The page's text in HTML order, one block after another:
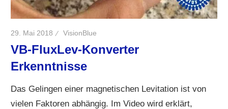
29. Mai 2018 VisionBlue
VB-FluxLev-Konverter
Erkenntnisse
Das Gelingen einer magnetischen Levitation ist von
vielen Faktoren abhängig. Im Video wird erklärt,